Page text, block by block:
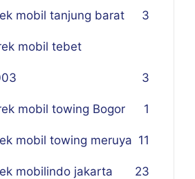
mobil tanjung barat 3
mobil tebet
3
mobil towing Bogor 1
mobil towing meruya 11
mobilindo jakarta 23